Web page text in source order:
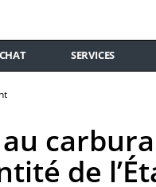
SERVICES
au
de